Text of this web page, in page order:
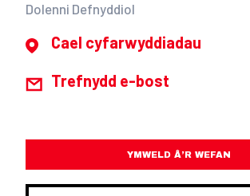
Dolenni Defnyddiol
Cael cyfarwyddiadau
Trefnydd e-bost
YMWELD Â’R WEFAN